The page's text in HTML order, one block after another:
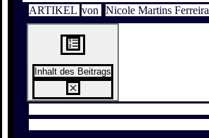
ARTIKEL von Nicole Martins Ferreira
Inhalt des Beitrags